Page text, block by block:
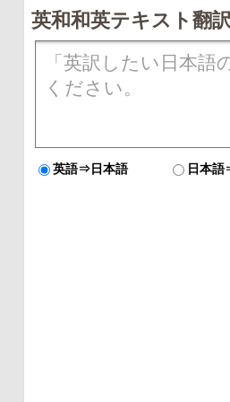
英和和英テキスト翻
英語⇒日本語 日本